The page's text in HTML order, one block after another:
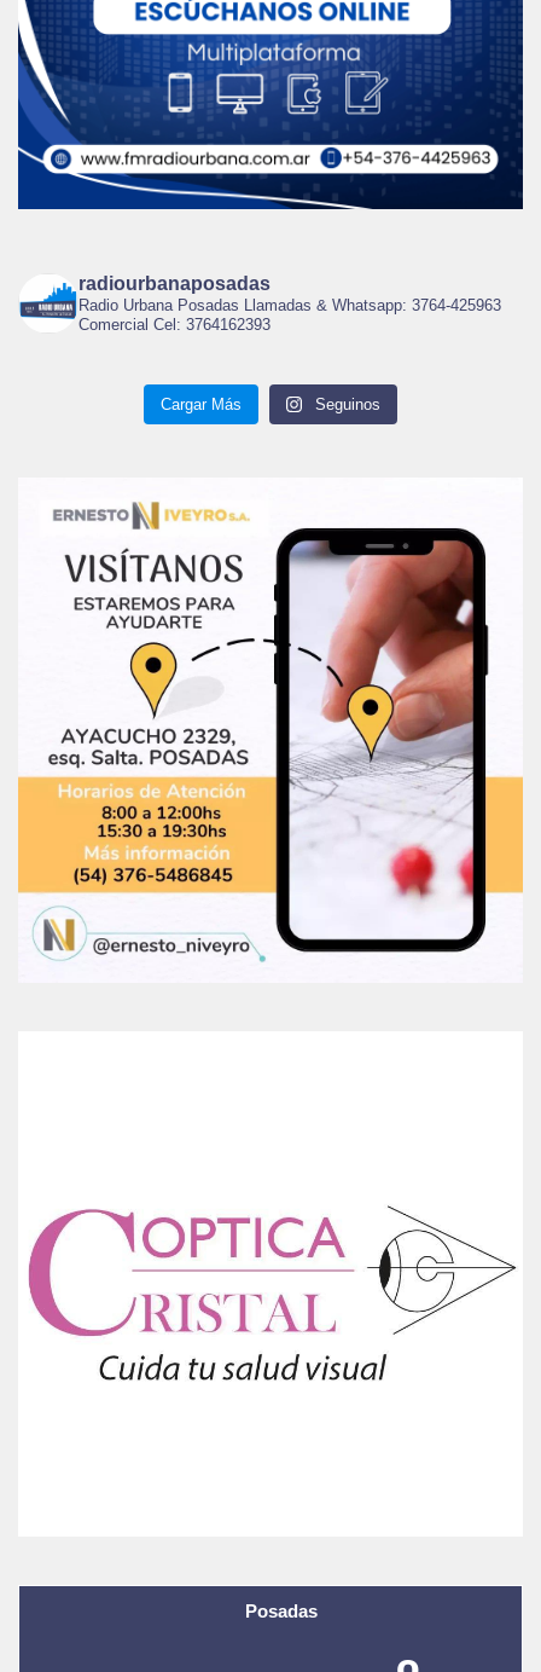
radiourbanaposadas
Radio Urbana Posadas Llamadas & Whatsapp: 3764-425963
Comercial Cel: 3764162393
Cargar Más Seguinos
Posadas